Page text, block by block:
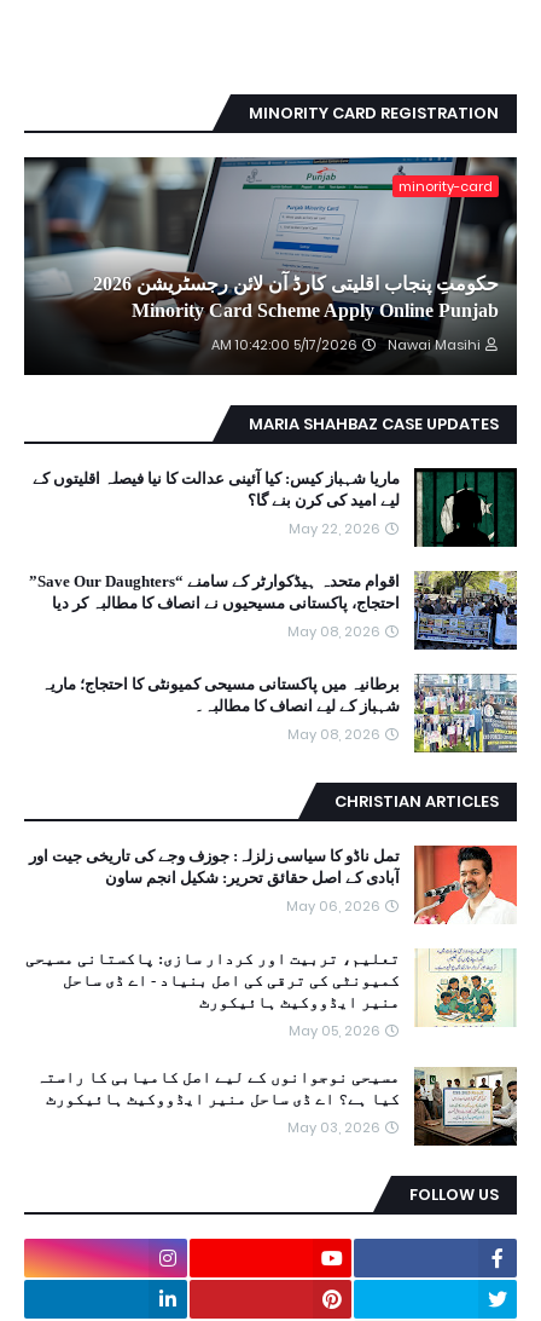
MINORITY CARD REGISTRATION
minority-card
حکومتِ پنجاب اقلیتی کارڈ آن لائن رجسٹریشن 2026
Minority Card Scheme Apply Online Punjab
Nawai Masihi
5/17/2026 10:42:00 AM
MARIA SHAHBAZ CASE UPDATES
ماریا شہباز کیس: کیا آئینی عدالت کا نیا فیصلہ اقلیتوں کے
لیے امید کی کرن بنے گا؟
May 22, 2026
اقوام متحدہ ہیڈکوارٹر کے سامنے “Save Our Daughters”
احتجاج، پاکستانی مسیحیوں نے انصاف کا مطالبہ کر دیا
May 08, 2026
برطانیہ میں پاکستانی مسیحی کمیونٹی کا احتجاج؛ ماریہ
شہباز کے لیے انصاف کا مطالبہ۔
May 08, 2026
CHRISTIAN ARTICLES
تمل ناڈو کا سیاسی زلزلہ: جوزف وجے کی تاریخی جیت اور
آبادی کے اصل حقائق تحریر: شکیل انجم ساون
May 06, 2026
تعلیم، تربیت اور کردار سازی: پاکستانی مسیحی
کمیونٹی کی ترقی کی اصل بنیاد - اے ڈی ساحل
منیر ایڈووکیٹ ہائیکورٹ
May 05, 2026
مسیحی نوجوانوں کے لیے اصل کامیابی کا راستہ
کیا ہے؟ اے ڈی ساحل منیر ایڈووکیٹ ہائیکورٹ
May 03, 2026
FOLLOW US